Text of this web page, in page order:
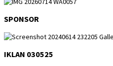
SPONSOR
IKLAN 030525